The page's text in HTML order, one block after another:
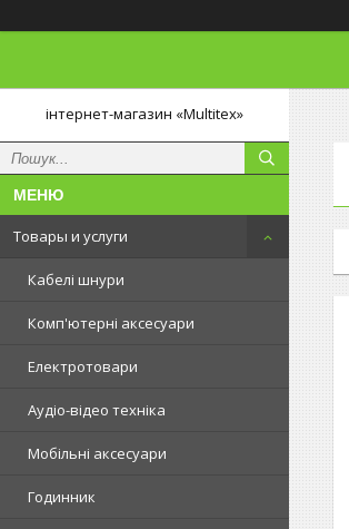
інтернет-магазин «Multitex»
Товары и услуги
Кабелі шнури
Комп'ютерні аксесуари
Електротовари
Аудіо-відео техніка
Мобільні аксесуари
Годинник